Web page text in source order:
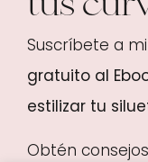
Suscríbete a
gratuito al
estilizar tu
Obtén